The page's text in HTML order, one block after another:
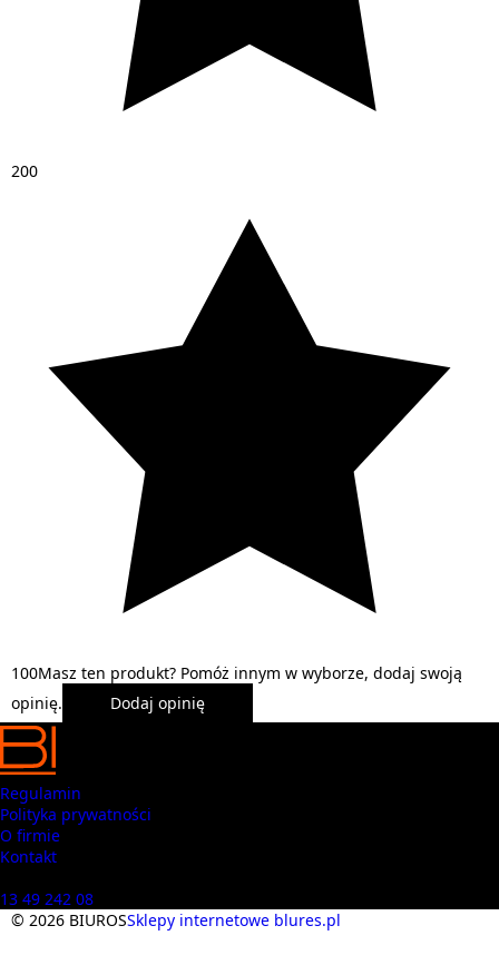
200
100Masz ten produkt? Pomóż innym w wyborze, dodaj swoją
opinię.
Dodaj opinię
Regulamin
Polityka prywatności
O firmie
Kontakt
13 49 242 08
© 2026 BIUROSSklepy internetowe blures.pl